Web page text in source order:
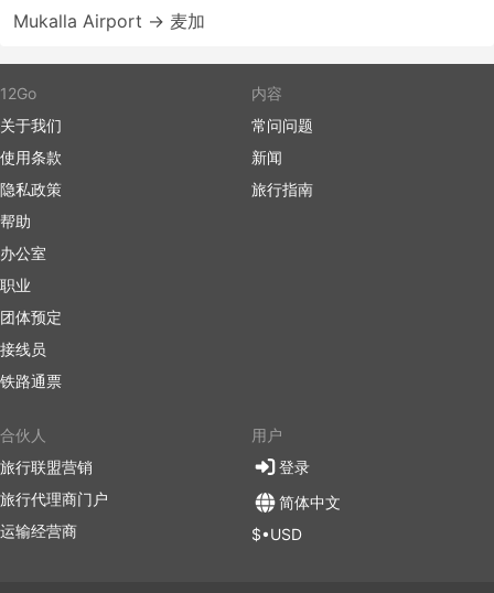
Mukalla Airport → 麦加
12Go
关于我们
使用条款
隐私政策
帮助
办公室
职业
团体预定
接线员
铁路通票
内容
常问问题
新闻
旅行指南
合伙人
旅行联盟营销
旅行代理商门户
运输经营商
用户
登录
简体中文
$•USD